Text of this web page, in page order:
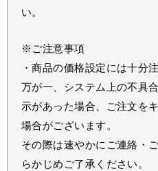
い。
※ご注意事項
・商品の価格設定には十分
万が一、システム上の不具
示があった場合、ご注文を
場合がございます。
その際は速やかにご連絡・
らかじめご了承ください。